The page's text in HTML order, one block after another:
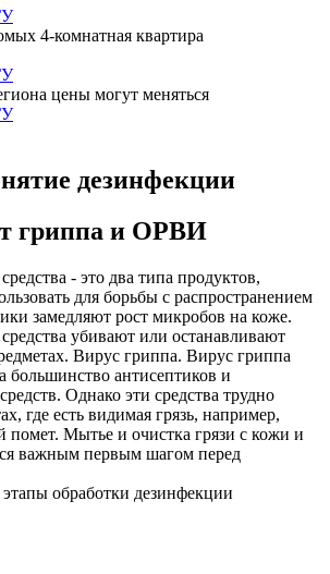
4-комнатная квартира
цены могут меняться
гриппа и ОРВИ
- это два типа продуктов,
для борьбы с распространением
замедляют рост микробов на коже.
убивают или останавливают
Вирус гриппа. Вирус гриппа
большинство антисептиков и
Однако эти средства трудно
где есть видимая грязь, например,
помет. Мытье и очистка грязи с кожи и
важным первым шагом перед